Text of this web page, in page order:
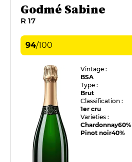
Godmé Sabine
R 17
94/100
Vintage :
BSA
Type :
Brut
Classification :
1er cru
Varieties :
Chardonnay60%
Pinot noir40%